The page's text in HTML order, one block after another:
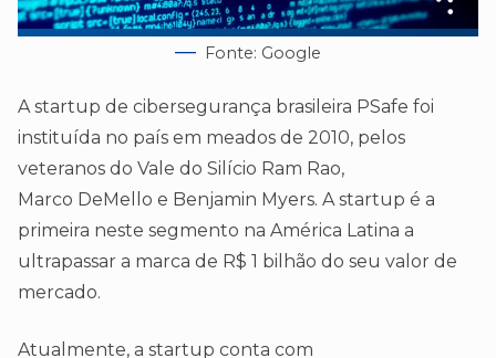
Fonte: Google
A startup de cibersegurança brasileira PSafe foi
instituída no país em meados de 2010, pelos
veteranos do Vale do Silício Ram Rao,
Marco DeMello e Benjamin Myers. A startup é a
primeira neste segmento na América Latina a
ultrapassar a marca de R$ 1 bilhão do seu valor de
mercado.
Atualmente, a startup conta com